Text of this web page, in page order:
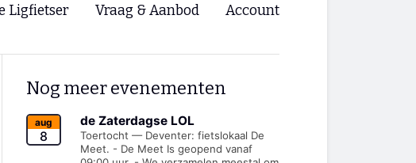
Ligfietser
NVHPV
Fietsverenigingen
Vraag & Aanbod Account
Registreren
Nog meer evenementen
aug
8
de Zaterdagse LOL
Toertocht — Deventer: fietslokaal De
Meet. - De Meet Is geopend vanaf